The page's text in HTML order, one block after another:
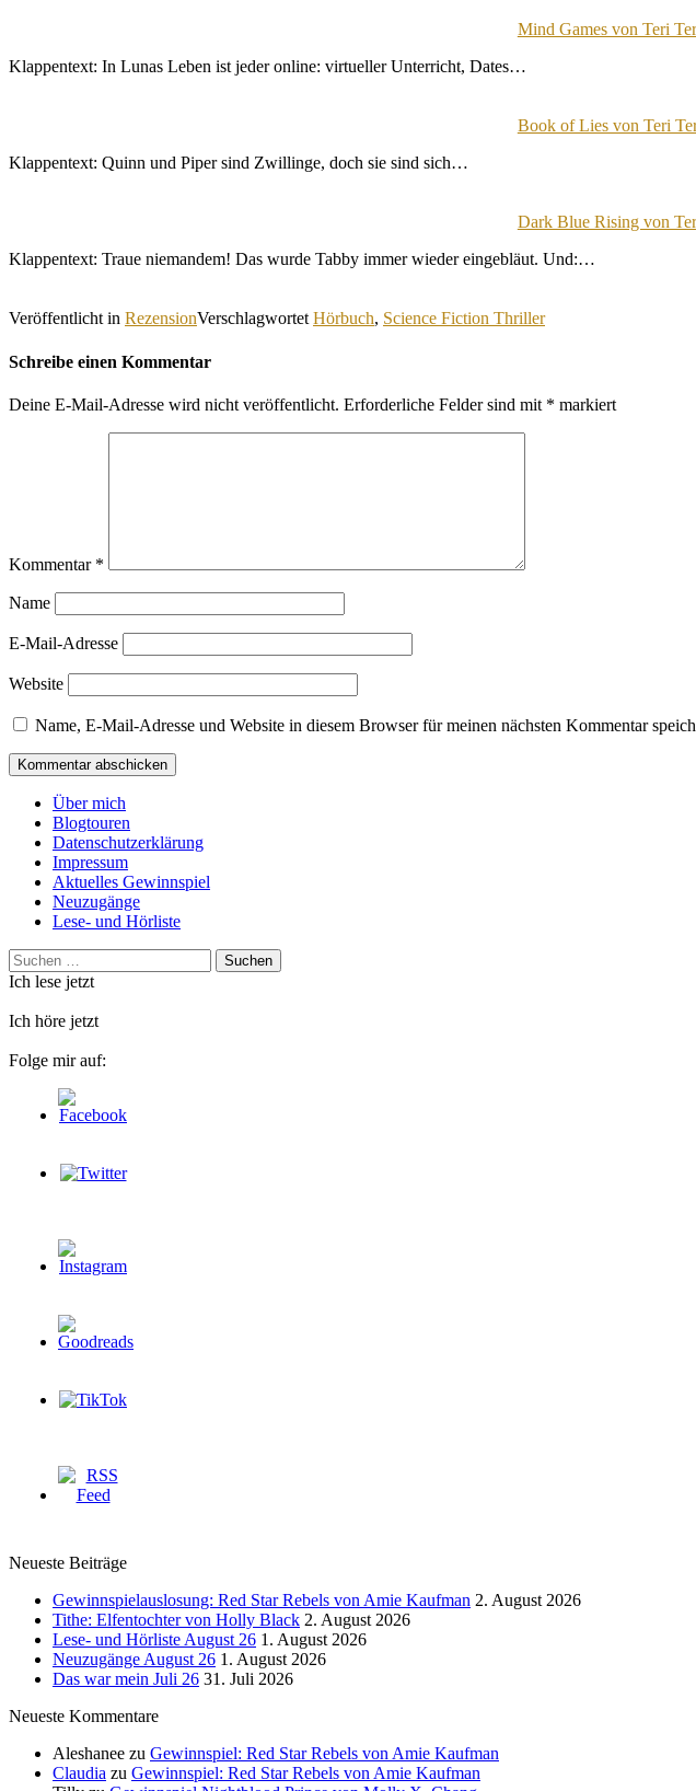
Mind Games von Teri
Klappentext: In Lunas Leben ist jeder online: virtueller Unterricht, Dates…
Book of Lies von Teri
Klappentext: Quinn und Piper sind Zwillinge, doch sie sind sich…
Dark Blue Rising von
Klappentext: Traue niemandem! Das wurde Tabby immer wieder eingebläut. Und:…
Veröffentlicht in RezensionVerschlagwortet Hörbuch, Science Fiction Thriller
Schreibe einen Kommentar
Deine E-Mail-Adresse wird nicht veröffentlicht. Erforderliche Felder sind mit * markiert
Kommentar *
Name
E-Mail-Adresse
Website
Name, E-Mail-Adresse und Website in diesem Browser für meinen nächsten Kommentar
Über mich
Blogtouren
Datenschutzerklärung
Impressum
Aktuelles Gewinnspiel
Neuzugänge
Lese- und Hörliste
Suchen
nach:
Ich lese jetzt
Ich höre jetzt
Folge mir auf:
Neueste Beiträge
Gewinnspielauslosung: Red Star Rebels von Amie Kaufman 2. August 2026
Tithe: Elfentochter von Holly Black 2. August 2026
Lese- und Hörliste August 26 1. August 2026
Neuzugänge August 26 1. August 2026
Das war mein Juli 26 31. Juli 2026
Neueste Kommentare
Aleshanee zu Gewinnspiel: Red Star Rebels von Amie Kaufman
Claudia zu Gewinnspiel: Red Star Rebels von Amie Kaufman